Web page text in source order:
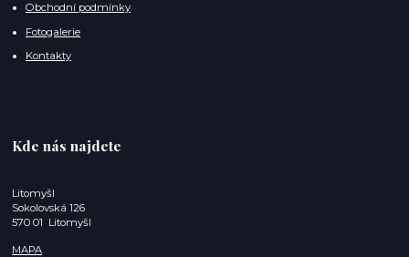
Obchodní podmínky
Fotogalerie
Kontakty
Kde nás najdete
Litomyšl
Sokolovská 126
570 01 Litomyšl
MAPA